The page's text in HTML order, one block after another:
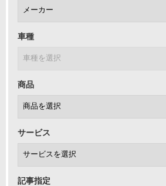
車種
商品
サービス
記事指定